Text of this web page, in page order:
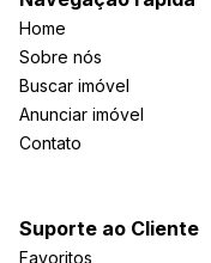
Home
Sobre nós
Buscar imóvel
Anunciar imóvel
Contato
Suporte ao Cliente
Favoritos